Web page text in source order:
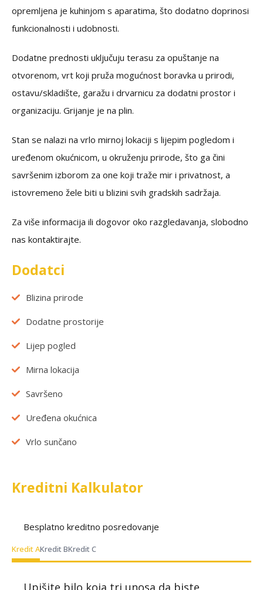
opremljena je kuhinjom s aparatima, što dodatno doprinosi
funkcionalnosti i udobnosti.
Dodatne prednosti uključuju terasu za opuštanje na
otvorenom, vrt koji pruža mogućnost boravka u prirodi,
ostavu/skladište, garažu i drvarnicu za dodatni prostor i
organizaciju. Grijanje je na plin.
Stan se nalazi na vrlo mirnoj lokaciji s lijepim pogledom i
uređenom okućnicom, u okruženju prirode, što ga čini
savršenim izborom za one koji traže mir i privatnost, a
istovremeno žele biti u blizini svih gradskih sadržaja.
Za više informacija ili dogovor oko razgledavanja, slobodno
nas kontaktirajte.
Dodatci
Blizina prirode
Dodatne prostorije
Lijep pogled
Mirna lokacija
Savršeno
Uređena okućnica
Vrlo sunčano
Kreditni Kalkulator
Besplatno kreditno posredovanje
Kredit AKredit BKredit C
Upišite bilo koja tri unosa da biste